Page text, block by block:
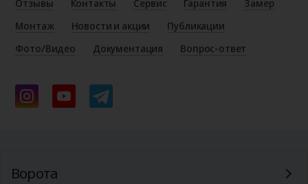
Отзывы
Контакты Сервис Гарантия
Замер
Монтаж
Новости и акции
Публикации
Фото/Видео
Документация Вопрос-ответ
Ворота